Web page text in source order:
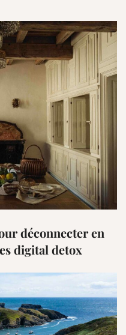
déconnecter en
digital detox